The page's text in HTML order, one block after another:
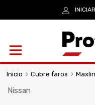
Inicio Cubre faros
Nissan